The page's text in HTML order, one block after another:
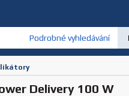
Podrobné vyhledávání
Delivery 100 W